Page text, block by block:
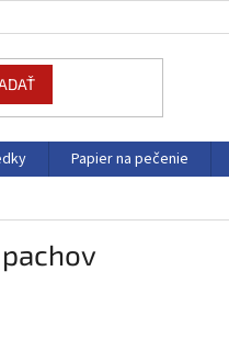
Papier na pečenie